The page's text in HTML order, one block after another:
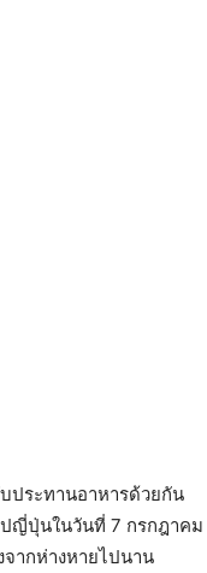
ประทานอาหารด้วยกัน
ญี่ปุ่นในวันที่ 7 กรกฎาคม
จากห่างหายไปนาน